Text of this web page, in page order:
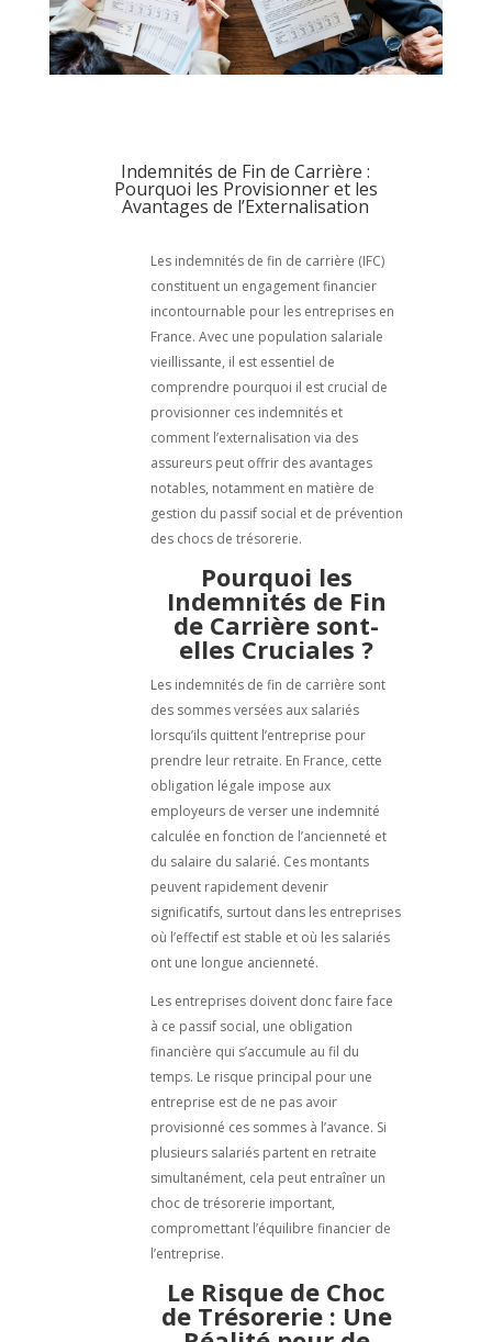
Indemnités de Fin de Carrière :
Pourquoi les Provisionner et les
Avantages de l’Externalisation
Les indemnités de fin de carrière (IFC)
constituent un engagement financier
incontournable pour les entreprises en
France. Avec une population salariale
vieillissante, il est essentiel de
comprendre pourquoi il est crucial de
provisionner ces indemnités et
comment l’externalisation via des
assureurs peut offrir des avantages
notables, notamment en matière de
gestion du passif social et de prévention
des chocs de trésorerie.
Pourquoi les
Indemnités de Fin
de Carrière sont-
elles Cruciales ?
Les indemnités de fin de carrière sont
des sommes versées aux salariés
lorsqu’ils quittent l’entreprise pour
prendre leur retraite. En France, cette
obligation légale impose aux
employeurs de verser une indemnité
calculée en fonction de l’ancienneté et
du salaire du salarié. Ces montants
peuvent rapidement devenir
significatifs, surtout dans les entreprises
où l’effectif est stable et où les salariés
ont une longue ancienneté.
Les entreprises doivent donc faire face
à ce passif social, une obligation
financière qui s’accumule au fil du
temps. Le risque principal pour une
entreprise est de ne pas avoir
provisionné ces sommes à l’avance. Si
plusieurs salariés partent en retraite
simultanément, cela peut entraîner un
choc de trésorerie important,
compromettant l’équilibre financier de
l’entreprise.
Le Risque de Choc
de Trésorerie : Une